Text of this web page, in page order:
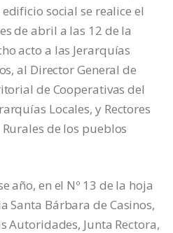
social se realice el
de abril a las 12 de la
acto a las Jerarquías
al Director General de
de Cooperativas del
Locales, y Rectores
de los pueblos
año, en el Nº 13 de la hoja
Santa Bárbara de Casinos,
Autoridades, Junta Rectora,